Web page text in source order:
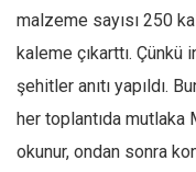
malzeme sayısı 250
kaleme çıkarttı. Çünkü
şehitler anıtı yapıldı.
her toplantıda mutlaka
okunur, ondan sonra